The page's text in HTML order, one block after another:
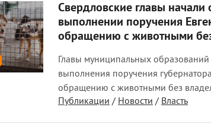
Свердловские главы начали
выполнении поручения
обращению с животными
Главы муниципальных
выполнения поручения
обращению с животными без
Публикации/ Новости/ Власть